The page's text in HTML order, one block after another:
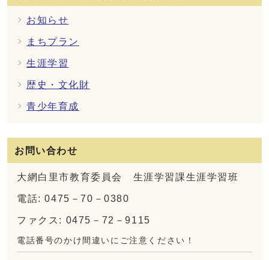
お知らせ
まちプラン
生涯学習
歴史・文化財
青少年育成
お問い合わせ
大網白里市教育委員会 生涯学習課生涯学習班
電話: 0475－70－0380
ファクス: 0475－72－9115
電話番号のかけ間違いにご注意ください！